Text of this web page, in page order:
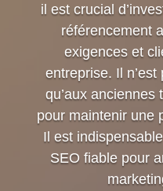
il est crucial
référencement
exigences et
entreprise. Il
qu’aux anciennes
pour maintenir une
Il est
SEO fiable pour